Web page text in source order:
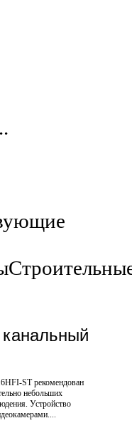
ST рекомендован
небольших
Устройство